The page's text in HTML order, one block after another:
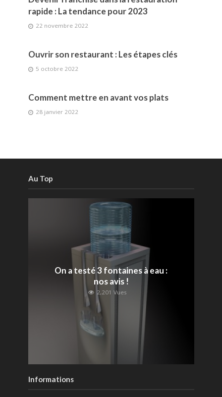
rapide : La tendance pour 2023
22 novembre 2022
Ouvrir son restaurant : Les étapes clés
5 octobre 2022
Comment mettre en avant vos plats
28 janvier 2022
Au Top
On a testé 3 fontaines à eau :
nos avis !
2,201 Vues
Informations